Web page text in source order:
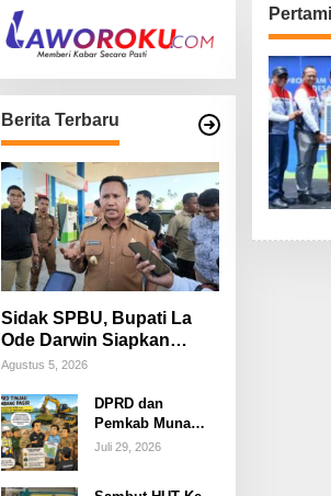
Berita Terbaru
Sidak SPBU, Bupati La
Ode Darwin Siapkan
Langkah Atasi Antrean
Agustus 5, 2026
DPRD dan
Pemkab Muna
Barat Tinjau
Juli 29, 2026